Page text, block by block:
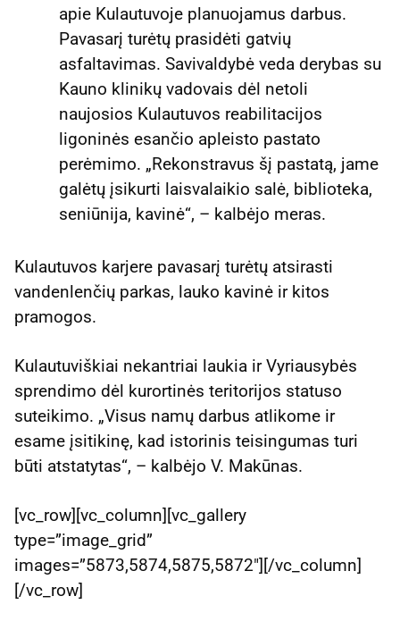
apie Kulautuvoje planuojamus darbus.
Pavasarį turėtų prasidėti gatvių
asfaltavimas. Savivaldybė veda derybas su
Kauno klinikų vadovais dėl netoli
naujosios Kulautuvos reabilitacijos
ligoninės esančio apleisto pastato
perėmimo. „Rekonstravus šį pastatą, jame
galėtų įsikurti laisvalaikio salė, biblioteka,
seniūnija, kavinė“, – kalbėjo meras.
Kulautuvos karjere pavasarį turėtų atsirasti
vandenlenčių parkas, lauko kavinė ir kitos
pramogos.
Kulautuviškiai nekantriai laukia ir Vyriausybės
sprendimo dėl kurortinės teritorijos statuso
suteikimo. „Visus namų darbus atlikome ir
esame įsitikinę, kad istorinis teisingumas turi
būti atstatytas“, – kalbėjo V. Makūnas.
[vc_row][vc_column][vc_gallery
type=”image_grid”
images=”5873,5874,5875,5872″][/vc_column]
[/vc_row]